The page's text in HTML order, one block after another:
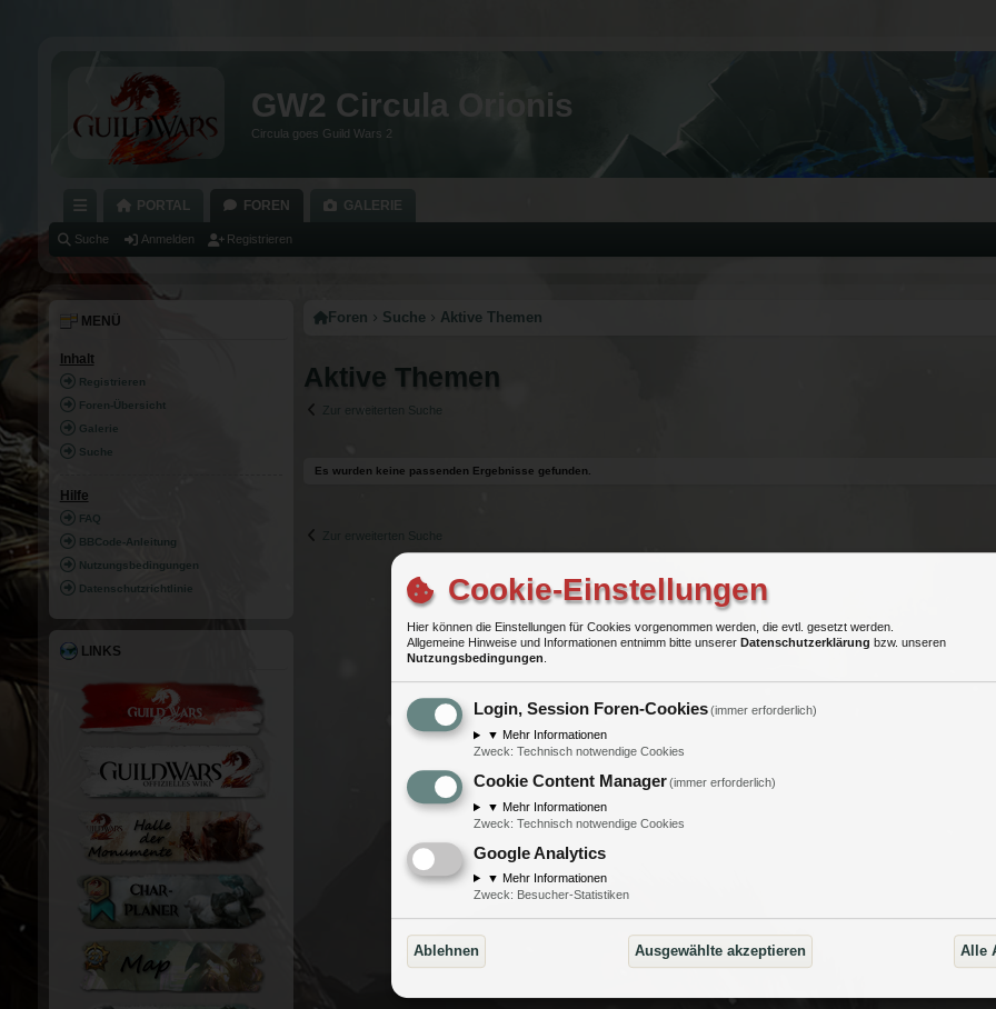
GW2 Circula Orionis
Circula goes Guild Wars 2
C
LL
Z
U
RI
FF
PORTAL FOREN GALERIE
Suche Anmelden Registrieren
Foren Suche Aktive Themen
Aktive Themen
Zur erweiterten Suche
Es wurden keine passenden Ergebnisse gefunden.
Zur erweiterten Suche
MENÜ
Inhalt
Registrieren
Foren-Übersicht
Galerie
Suche
Hilfe
FAQ
BBCode-Anleitung
Nutzungsbedingungen
Datenschutzrichtlinie
LINKS
Cookie-Einstellungen
Hier können die Einstellungen für Cookies vorgenommen werden, die evtl. gesetzt werden.
Allgemeine Hinweise und Informationen entnimm bitte unserer Datenschutzerklärung bzw. unseren
Nutzungsbedingungen
Login, Session Foren-Cookies(immer erforderlich)
▼ Mehr Informationen
Zweck: Technisch notwendige Cookies
Cookie Content Manager(immer erforderlich)
▼ Mehr Informationen
Zweck: Technisch notwendige Cookies
Google Analytics
▼ Mehr Informationen
Zweck: Besucher-Statistiken
Ablehnen Ausgewählte akzeptieren Alle